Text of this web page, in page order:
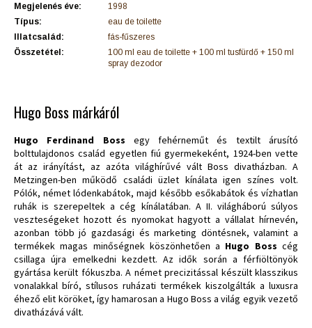
Megjelenés éve:
1998
Típus:
eau de toilette
Illatcsalád:
fás-fűszeres
Összetétel:
100 ml eau de toilette + 100 ml tusfürdő + 150 ml
spray dezodor
Hugo Boss márkáról
Hugo Ferdinand Boss egy fehérneműt és textilt árusító
bolttulajdonos család egyetlen fiú gyermekeként, 1924-ben vette
át az irányítást, az azóta világhírűvé vált Boss divatházban. A
Metzingen-ben működő családi üzlet kínálata igen színes volt.
Pólók, német lódenkabátok, majd később esőkabátok és vízhatlan
ruhák is szerepeltek a cég kínálatában. A II. világháború súlyos
veszteségeket hozott és nyomokat hagyott a vállalat hírnevén,
azonban több jó gazdasági és marketing döntésnek, valamint a
termékek magas minőségnek köszönhetően a Hugo Boss cég
csillaga újra emelkedni kezdett. Az idők során a férfiöltönyök
gyártása került fókuszba. A német precizitással készült klasszikus
vonalakkal bíró, stílusos ruházati termékek kiszolgálták a luxusra
éhező elit köröket, így hamarosan a Hugo Boss a világ egyik vezető
divatházává vált.